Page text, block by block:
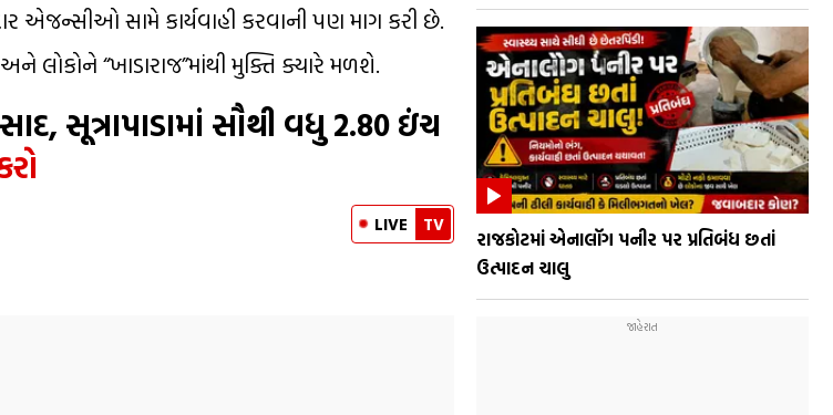
એજન્સીઓ સામે કાર્યવાહી કરવાની પણ માગ કરી છે.
“ખાડારાજ”માંથી મુક્તિ ક્યારે મળશે.
સૂત્રાપાડામાં સૌથી વધુ 2.80 ઇંચ
LIVE TV
રાજકોટમાં એનાલૉગ પનીર પર પ્રતિબંધ છતાં
ઉત્પાદન ચાલુ